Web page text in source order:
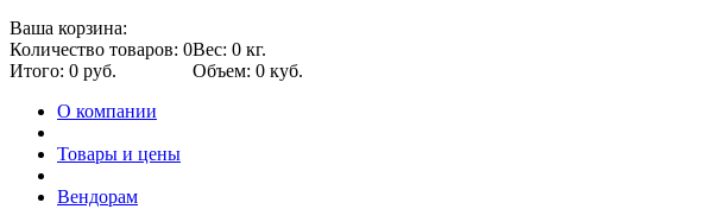
Ваша корзина:
Количество товаров: 0Вес: 0 кг.
Итого: 0 руб.
Объем: 0 куб.
О компании
Товары и цены
Вендорам